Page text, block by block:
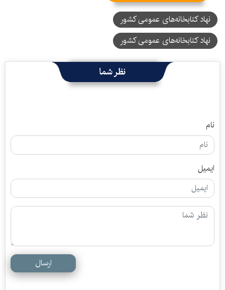
نهاد کتابخانه‌های عمومی کشور
نهاد کتابخانه‌‌های عمومی کشور
نظر شما
نام
ایمیل
ارسال